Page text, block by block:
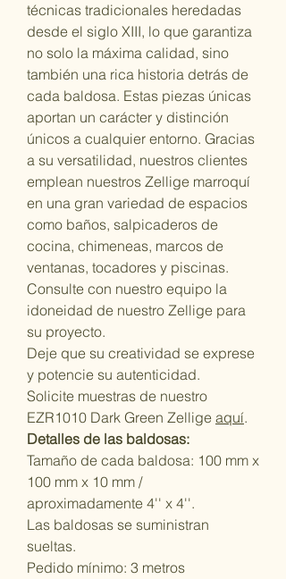
técnicas tradicionales heredadas
desde el siglo XIII, lo que garantiza
no solo la máxima calidad, sino
también una rica historia detrás de
cada baldosa. Estas piezas únicas
aportan un carácter y distinción
únicos a cualquier entorno. Gracias
a su versatilidad, nuestros clientes
emplean nuestros Zellige marroquí
en una gran variedad de espacios
como baños, salpicaderos de
cocina, chimeneas, marcos de
ventanas, tocadores y piscinas.
Consulte con nuestro equipo la
idoneidad de nuestro Zellige para
su proyecto.
Deje que su creatividad se exprese
y potencie su autenticidad.
Solicite muestras de nuestro
EZR1010 Dark Green Zellige aquí.
Detalles de las baldosas:
Tamaño de cada baldosa: 100 mm x
100 mm x 10 mm /
aproximadamente 4'' x 4''.
Las baldosas se suministran
sueltas.
Pedido mínimo: 3 metros